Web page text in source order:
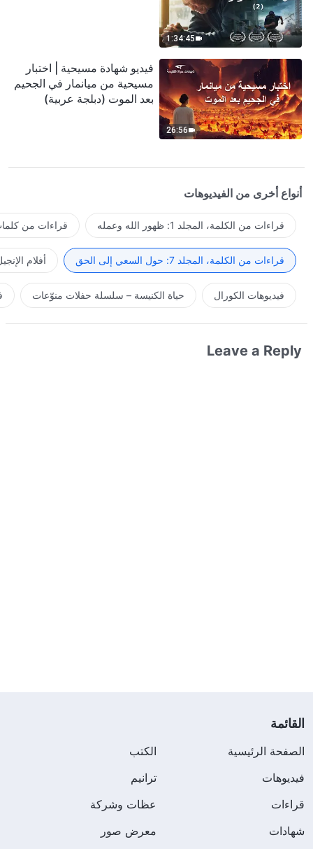
1:34:45
26:56
فيديو شهادة مسيحية | اختبار
مسيحية من ميانمار في الجحيم
بعد الموت (دبلجة عربية)
أنواع أخرى من الفيديوهات
قراءات من الكلمة، المجلد 1: ظهور الله وعمله قراءات من
قراءات من الكلمة، المجلد 7: حول السعي إلى الحق أفلام
فيديوهات الكورال حياة الكنيسة – سلسلة حفلات منوّعات
Leave a Reply
القائمة
الصفحة الرئيسية
الكتب
فيديوهات
ترانيم
قراءات
عظات وشركة
شهادات
معرض صور